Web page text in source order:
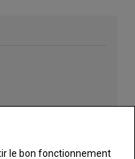
le bon fonctionnement